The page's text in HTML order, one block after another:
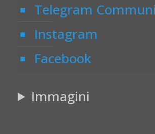
Telegram
Instagram
Facebook
Immagini